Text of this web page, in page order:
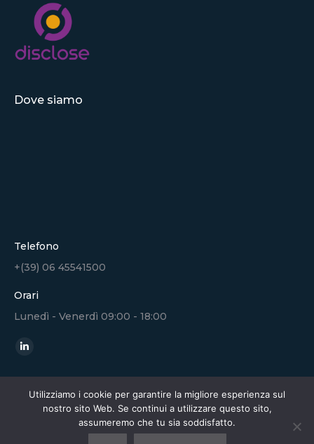
Dove siamo
Telefono
+(39) 06 45541500
Orari
Lunedì - Venerdì 09:00 - 18:00
Ci puoi trovare su:
opens
Utilizziamo i cookie per garantire la migliore esperienza sul
nostro sito Web. Se continui a utilizzare questo sito,
assumeremo che tu sia soddisfatto.